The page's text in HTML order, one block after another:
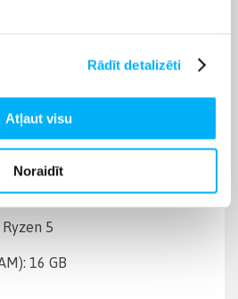
Rādīt detalizēti
Atļaut visu
Noraidīt
AMD Ryzen 5
apraksts
5
16 GB